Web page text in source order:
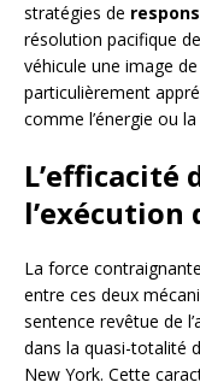
stratégies de
résolution pacifique
véhicule une image
particulièrement
comme l’énergie ou
L’efficacité
l’exécution
La force
entre ces deux
sentence revêtue de
dans la quasi-totalité
New York. Cette